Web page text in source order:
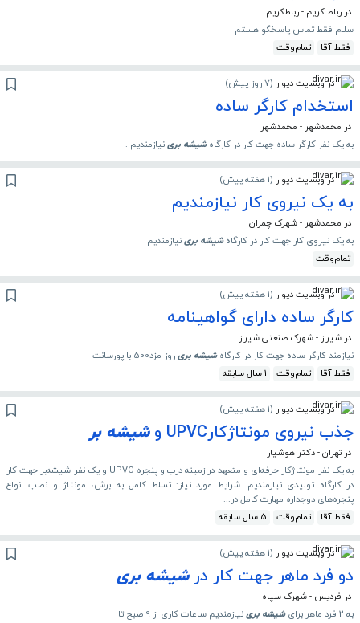
در رباط کریم - رباط‌کریم
سلام فقط تماس پاسخگو هستم
فقط آقا
تمام‌وقت
در وبسایت دیوار (7 روز پیش )
استخدام کارگر ساده
در محمدشهر - محمدشهر
به یک نفر کارگر ساده جهت کار در کارگاهشیشه برینیازمندیم .
در وبسایت دیوار (1 هفته پیش )
به یک نیروی کار نیازمندیم
در محمدشهر - شهرک چمران
به یک نیروی کار جهت کار در کارگاهشیشه برینیازمندیم
تمام‌وقت
در وبسایت دیوار (1 هفته پیش )
کارگر ساده دارای گواهینامه
در شیراز - شهرک صنعتی شیراز
نیازمند کارگر ساده جهت کار در کارگاهشیشه بریروز مزد500 با پورسانت
فقط آقا
تمام‌وقت 1 سال سابقه
در وبسایت دیوار (1 هفته پیش )
جذب نیروی مونتاژکارUPVC و شیشه بر
در تهران - دکتر هوشیار
به یک نفر مونتاژکار حرفه‌ای و متعهد در زمینه درب و پنجره UPVC و یک نفر شیشه‌بر جهت کار
در کارگاه تولیدی نیازمندیم. شرایط مورد نیاز: تسلط کامل به برش، مونتاژ و نصب انواع
پنجره‌های دوجداره مهارت کامل در...
فقط آقا
تمام‌وقت 5 سال سابقه
در وبسایت دیوار (1 هفته پیش )
دو فرد ماهر جهت کار درشیشه بری
در فردیس - شهرک سپاه
به 2 فرد ماهر برای
شیشه برینیازمندیم ساعات کاری از 9 صبح تا